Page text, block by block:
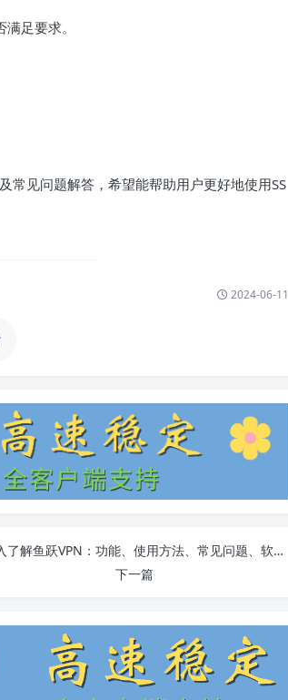
足要求。
常见问题解答，希望能帮助用户更好地使用SS
2024-06-11
深入了解鱼跃VPN：功能、使用方法、常见问题、软件安装
下一篇